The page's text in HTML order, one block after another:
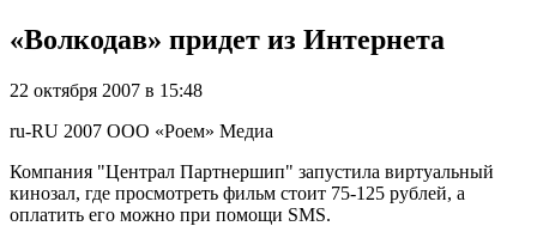
«Волкодав» придет из Интернета
22 октября 2007 в 15:48
ru-RU 2007 ООО «Роем» Медиа
Компания "Централ Партнершип" запустила виртуальный
кинозал, где просмотреть фильм стоит 75-125 рублей, а
оплатить его можно при помощи SMS.